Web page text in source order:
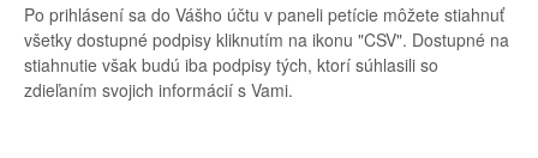
O NÁS
VÍŤAZSTVO
Po prihlásení sa do Vášho účtu v paneli petície môžete stiahnuť
všetky dostupné podpisy kliknutím na ikonu "CSV". Dostupné na
stiahnutie však budú iba podpisy tých, ktorí súhlasili so
zdieľaním svojich informácií s Vami.